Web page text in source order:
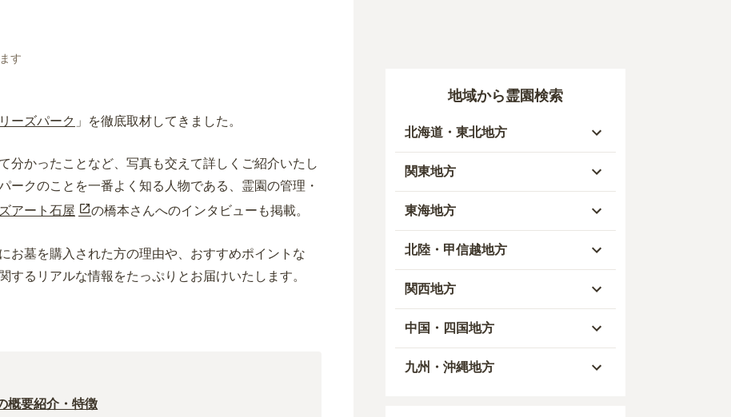
す
ーズパーク 」を徹底取材してきました。
分かったことなど、写真も交えて詳しくご紹介いたし
ークのことを一番よく知る人物である、霊園の管理・
アート石屋 の橋本さんへのインタビューも掲載。
お墓を購入された方の理由や、おすすめポイントな
するリアルな情報をたっぷりとお届けいたします。
概要紹介・特徴
地域から霊園検索
北海道・東北地方
北海道
青森県
秋田県
岩手県
山形県
宮城県
関東地方
東京都
神奈川県
埼玉県
千葉県
茨城県
東海地方
愛知県
岐阜県
静岡県
三重県
北陸・甲信越地方
富山県
石川県
福井県
関西地方
大阪府
兵庫県
中国・四国地方
岡山県
九州・沖縄地方